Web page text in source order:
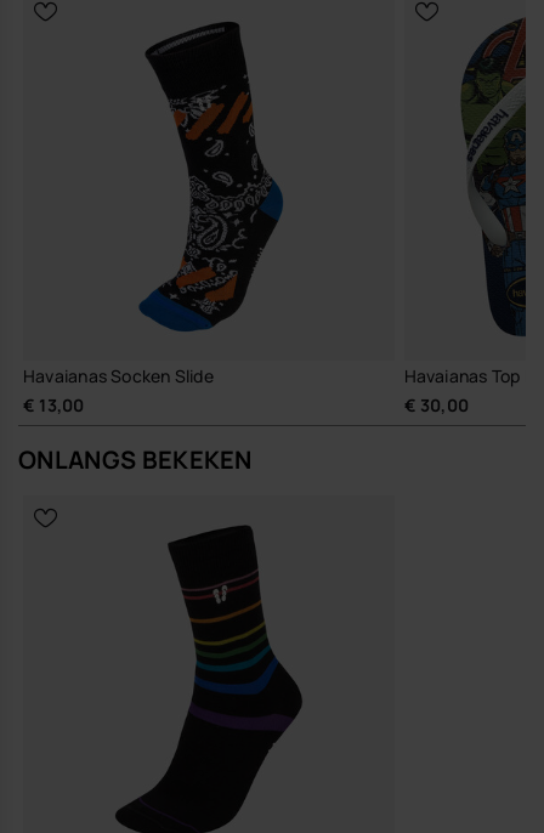
Havaianas Socken Slide
€ 13,00
Havaianas Top
€ 30,00
ONLANGS BEKEKEN